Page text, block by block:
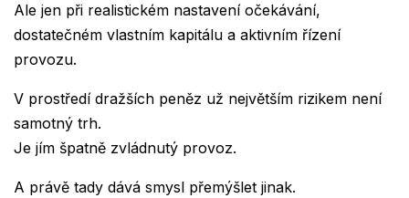
Ale jen při realistickém nastavení očekávání,
dostatečném vlastním kapitálu a aktivním řízení
provozu.
V prostředí dražších peněz už největším rizikem není
samotný trh.
Je jím špatně zvládnutý provoz.
A právě tady dává smysl přemýšlet jinak.